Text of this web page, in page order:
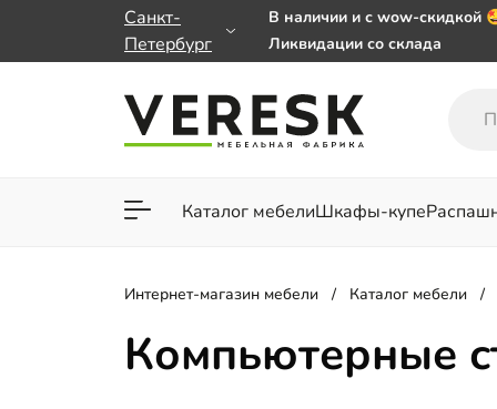
Санкт-
Петербург
В наличии и с wow-скидкой
Ликвидации со склада
заказе от 50 000 ₽
Важно! Наш Whatsapp
Каталог мебелиШкафы-купе
Для гостиной Для
Интернет-магазин мебели Каталог мебели
Компьютерные